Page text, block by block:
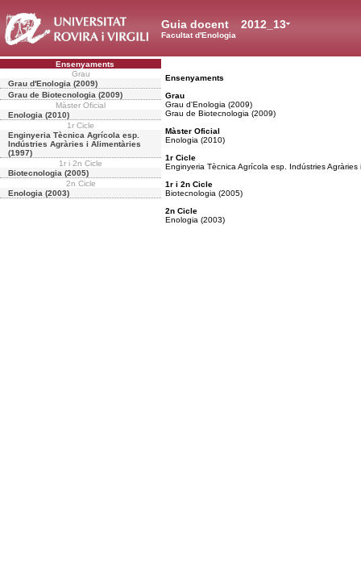
2012_13
Guia docent
Facultat d'Enologia
Ensenyaments
Grau
Grau d'Enologia (2009)
Grau de Biotecnologia (2009)
Màster Oficial
Enologia (2010)
1r Cicle
Enginyeria Tècnica Agrícola esp.
Indústries Agràries i Alimentàries
(1997)
1r i 2n Cicle
Biotecnologia (2005)
2n Cicle
Enologia (2003)
Ensenyaments
Grau
Grau d'Enologia (2009)
Grau de Biotecnologia (2009)
Màster Oficial
Enologia (2010)
1r Cicle
Enginyeria Tècnica Agrícola esp. Indústries Agràries
1r i 2n Cicle
Biotecnologia (2005)
2n Cicle
Enologia (2003)